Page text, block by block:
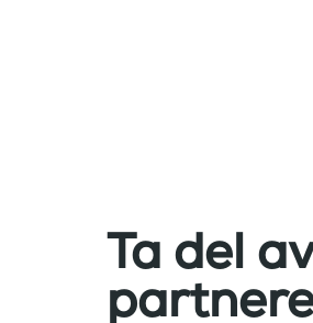
Ta del